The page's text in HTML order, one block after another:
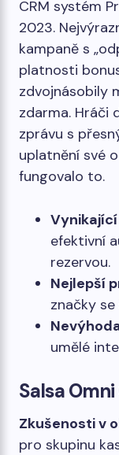
CRM systém
2023.
kampaně s
platnosti
zdvojnásobily
zdarma. Hráči
zprávu s
uplatnění své
fungovalo to.
efektivní
rezervou.
Nejlepší
značky
umělé
Salsa Omni
Zkušenosti v
pro skupinu